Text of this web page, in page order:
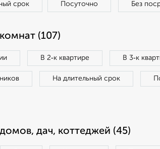
срок Посуточно Без
(107)
В 2‑к квартире В 3‑к
На длительный срок
дач, коттеджей (45)